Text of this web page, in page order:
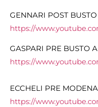
GENNARI POST
https://
GASPARI PRE BUSTO
https://
ECCHELI PRE MODENA
https://